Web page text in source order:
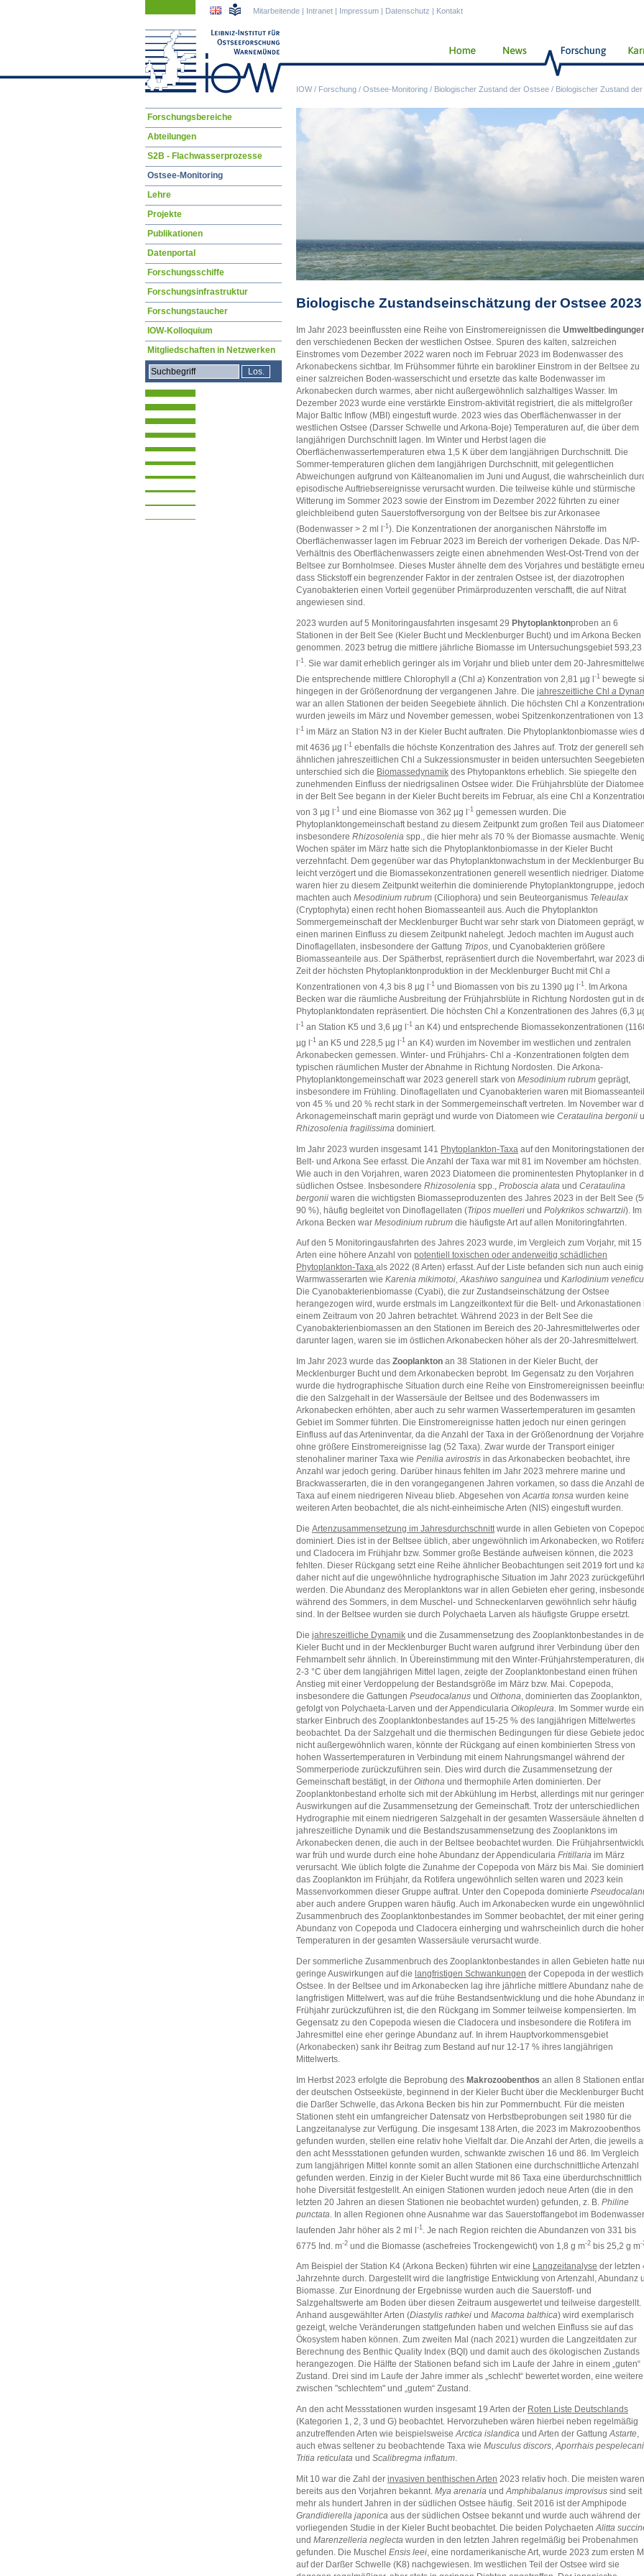
IOW/ Forschung / Ostsee-Monitoring / Biologischer Zustand der Ostsee / Biologischer Zustand
Mitarbeitende | Intranet | Impressum | Datenschutz | Kontakt
Biologische Zustandseinschätzung der Ostsee 2023
Im Jahr 2023 beeinflussten eine Reihe von Einstromereignissen die
den verschiedenen Becken der westlichen Ostsee. Spuren des kalten, salzreichen
Einstromes vom Dezember 2022 waren noch im Februar 2023 im Bodenwasser des
Arkonabeckens sichtbar. Im Frühsommer führte ein barokliner Einstrom in der Beltsee zu
einer salzreichen Boden-wasserschicht und ersetzte das kalte Bodenwasser im
Arkonabecken durch warmes, aber nicht außergewöhnlich salzhaltiges Wasser. Im
Dezember 2023 wurde eine verstärkte Einstrom-aktivität registriert, die als mittelgroßer
Major Baltic Inflow (MBI) eingestuft wurde. 2023 wies das Oberflächenwasser in der
westlichen Ostsee (Darsser Schwelle und Arkona-Boje) Temperaturen auf, die über dem
langjährigen Durchschnitt lagen. Im Winter und Herbst lagen die
Oberflächenwassertemperaturen etwa 1,5 K über dem langjährigen Durchschnitt. Die
Sommer-temperaturen glichen dem langjährigen Durchschnitt, mit gelegentlichen
Abweichungen aufgrund von Kälteanomalien im Juni und August, die wahrscheinlich
episodische Auftriebsereignisse verursacht wurden. Die teilweise kühle und stürmische
Witterung im Sommer 2023 sowie der Einstrom im Dezember 2022 führten zu einer
gleichbleibend guten Sauerstoffversorgung von der Beltsee bis zur Arkonasee
(Bodenwasser > 2 ml l
-1). Die Konzentrationen der anorganischen Nährstoffe im
Oberflächenwasser lagen im Februar 2023 im Bereich der vorherigen Dekade. Das N/P-
Verhältnis des Oberflächenwassers zeigte einen abnehmenden West-Ost-Trend von der
Beltsee zur Bornholmsee. Dieses Muster ähnelte dem des Vorjahres und bestätigte
dass Stickstoff ein begrenzender Faktor in der zentralen Ostsee ist, der diazotrophen
Cyanobakterien einen Vorteil gegenüber Primärproduzenten verschafft, die auf Nitrat
angewiesen sind.
2023 wurden auf 5 Monitoringausfahrten insgesamt 29 Phytoplanktonproben an 6
Stationen in der Belt See (Kieler Bucht und Mecklenburger Bucht) und im Arkona Becken
genommen. 2023 betrug die mittlere jährliche Biomasse im Untersuchungsgebiet 593,23
-1 . Sie war damit erheblich geringer als im Vorjahr und blieb unter dem 20-
Die entsprechende mittlere Chlorophyll
a (Chl a) Konzentration von 2,81 µg l -1 bewegte
hingegen in der Größenordnung der vergangenen Jahre. Die jahreszeitliche Chl a
war an allen Stationen der beiden Seegebiete ähnlich. Die höchsten Chl a
wurden jeweils im März und November gemessen, wobei Spitzenkonzentrationen von
-1 im März an Station N3 in der Kieler Bucht auftraten. Die Phytoplanktonbiomasse wies
mit 4636 µg l
‑1 ebenfalls die höchste Konzentration des Jahres auf. Trotz der generell
ähnlichen jahreszeitlichen Chl a Sukzessionsmuster in beiden untersuchten Seegebieten
unterschied sich die Biomassedynamik des Phytopanktons erheblich. Sie spiegelte den
zunehmenden Einfluss der niedrigsalinen Ostsee wider. Die Frühjahrsblüte der
in der Belt See begann in der Kieler Bucht bereits im Februar, als eine Chl a
von 3 µg l
-1 und eine Biomasse von 362 µg l -1 gemessen wurden. Die
Phytoplanktongemeinschaft bestand zu diesem Zeitpunkt zum großen Teil aus
insbesondere Rhizosolenia spp., die hier mehr als 70 % der Biomasse ausmachte.
Wochen später im März hatte sich die Phytoplanktonbiomasse in der Kieler Bucht
verzehnfacht. Dem gegenüber war das Phytoplanktonwachstum in der Mecklenburger
leicht verzögert und die Biomassekonzentrationen generell wesentlich niedriger.
waren hier zu diesem Zeitpunkt weiterhin die dominierende Phytoplanktongruppe, jedoch
machten auch Mesodinium rubrum (Ciliophora) und sein Beuteorganismus Teleaulax
(Cryptophyta) einen recht hohen Biomasseanteil aus. Auch die Phytoplankton
Sommergemeinschaft der Mecklenburger Bucht war sehr stark von Diatomeen geprägt,
einen marinen Einfluss zu diesem Zeitpunkt nahelegt. Jedoch machten im August auch
Dinoflagellaten, insbesondere der Gattung Tripos, und Cyanobakterien größere
Biomasseanteile aus. Der Spätherbst, repräsentiert durch die Novemberfahrt, war 2023
Zeit der höchsten Phytoplanktonproduktion in der Mecklenburger Bucht mit Chl a
Konzentrationen von 4,3 bis 8 µg l-1 und Biomassen von bis zu 1390 µg l-1 . Im Arkona
Becken war die räumliche Ausbreitung der Frühjahrsblüte in Richtung Nordosten gut in
Phytoplanktondaten repräsentiert. Die höchsten Chl a Konzentrationen des Jahres (6,3
l‑1 an Station K5 und 3,6 µg l‑1 an K4) und entsprechende Biomassekonzentrationen
µg l-1 an K5 und 228,5 µg l-1 an K4) wurden im November im westlichen und zentralen
Arkonabecken gemessen. Winter- und Frühjahrs- Chl a -Konzentrationen folgten dem
typischen räumlichen Muster der Abnahme in Richtung Nordosten. Die Arkona-
Phytoplanktongemeinschaft war 2023 generell stark von Mesodinium rubrum geprägt,
insbesondere im Frühling. Dinoflagellaten und Cyanobakterien waren mit
von 45 % und 20 % recht stark in der Sommergemeinschaft vertreten. Im November war
Arkonagemeinschaft marin geprägt und wurde von Diatomeen wie Cerataulina bergonii
Rhizosolenia fragilissima dominiert.
Im Jahr 2023 wurden insgesamt 141 Phytoplankton-Taxa auf den Monitoringstationen der
Belt- und Arkona See erfasst. Die Anzahl der Taxa war mit 81 im November am höchsten.
Wie auch in den Vorjahren, waren 2023 Diatomeen die prominentesten Phytoplanker in
südlichen Ostsee. Insbesondere Rhizosolenia spp., Proboscia alata und Cerataulina
bergonii waren die wichtigsten Biomasseproduzenten des Jahres 2023 in der Belt See
90 %), häufig begleitet von Dinoflagellaten (Tripos muelleri und Polykrikos schwartzii). Im
Arkona Becken war Mesodinium rubrum die häufigste Art auf allen Monitoringfahrten.
Auf den 5 Monitoringausfahrten des Jahres 2023 wurde, im Vergleich zum Vorjahr, mit 15
Arten eine höhere Anzahl von potentiell toxischen oder anderweitig schädlichen
Phytoplankton-Taxa als 2022 (8 Arten) erfasst. Auf der Liste befanden sich nun auch
Warmwasserarten wie Karenia mikimotoi,Akashiwo sanguinea und Karlodinium
Die Cyanobakterienbiomasse (Cyabi), die zur Zustandseinschätzung der Ostsee
herangezogen wird, wurde erstmals im Langzeitkontext für die Belt- und Arkonastationen
einem Zeitraum von 20 Jahren betrachtet. Während 2023 in der Belt See die
Cyanobakterienbiomassen an den Stationen im Bereich des 20-Jahresmittelwertes oder
darunter lagen, waren sie im östlichen Arkonabecken höher als der 20-Jahresmittelwert.
Im Jahr 2023 wurde das Zooplankton an 38 Stationen in der Kieler Bucht, der
Mecklenburger Bucht und dem Arkonabecken beprobt. Im Gegensatz zu den Vorjahren
wurde die hydrographische Situation durch eine Reihe von Einstromereignissen
die den Salzgehalt in der Wassersäule der Beltsee und des Bodenwassers im
Arkonabecken erhöhten, aber auch zu sehr warmen Wassertemperaturen im gesamten
Gebiet im Sommer führten. Die Einstromereignisse hatten jedoch nur einen geringen
Einfluss auf das Arteninventar, da die Anzahl der Taxa in der Größenordnung der Vorjahre
ohne größere Einstromereignisse lag (52 Taxa). Zwar wurde der Transport einiger
stenohaliner mariner Taxa wie Penilia avirostris in das Arkonabecken beobachtet, ihre
Anzahl war jedoch gering. Darüber hinaus fehlten im Jahr 2023 mehrere marine und
Brackwasserarten, die in den vorangegangenen Jahren vorkamen, so dass die Anzahl
Taxa auf einem niedrigeren Niveau blieb. Abgesehen vonAcartia tonsa wurden keine
weiteren Arten beobachtet, die als nicht-einheimische Arten (NIS) eingestuft wurden.
Die Artenzusammensetzung im Jahresdurchschnittwurde in allen Gebieten von
dominiert. Dies ist in der Beltsee üblich, aber ungewöhnlich im Arkonabecken, wo
und Cladocera im Frühjahr bzw. Sommer große Bestände aufweisen können, die 2023
fehlten. Dieser Rückgang setzt eine Reihe ähnlicher Beobachtungen seit 2019 fort und
daher nicht auf die ungewöhnliche hydrographische Situation im Jahr 2023 zurückgeführt
werden. Die Abundanz des Meroplanktons war in allen Gebieten eher gering,
während des Sommers, in dem Muschel- und Schneckenlarven gewöhnlich sehr häufig
sind. In der Beltsee wurden sie durch Polychaeta Larven als häufigste Gruppe ersetzt.
Die jahreszeitliche Dynamik und die Zusammensetzung des Zooplanktonbestandes in
Kieler Bucht und in der Mecklenburger Bucht waren aufgrund ihrer Verbindung über den
Fehmarnbelt sehr ähnlich. In Übereinstimmung mit den Winter-Frühjahrstemperaturen,
2-3 °C über dem langjährigen Mittel lagen, zeigte der Zooplanktonbestand einen frühen
Anstieg mit einer Verdoppelung der Bestandsgröße im März bzw. Mai. Copepoda,
insbesondere die Gattungen Pseudocalanus und Oithona, dominierten das Zooplankton,
gefolgt von Polychaeta-Larven und der Appendicularia Oikopleura. Im Sommer wurde ein
starker Einbruch des Zooplanktonbestandes auf 15-25 % des langjährigen Mittelwertes
beobachtet. Da der Salzgehalt und die thermischen Bedingungen für diese Gebiete
nicht außergewöhnlich waren, könnte der Rückgang auf einen kombinierten Stress von
hohen Wassertemperaturen in Verbindung mit einem Nahrungsmangel während der
Sommerperiode zurückzuführen sein. Dies wird durch die Zusammensetzung der
Gemeinschaft bestätigt, in der Oithona und thermophile Arten dominierten. Der
Zooplanktonbestand erholte sich mit der Abkühlung im Herbst, allerdings mit nur geringen
Auswirkungen auf die Zusammensetzung der Gemeinschaft. Trotz der unterschiedlichen
Hydrographie mit einem niedrigeren Salzgehalt in der gesamten Wassersäule ähnelten
jahreszeitliche Dynamik und die Bestandszusammensetzung des Zooplanktons im
Arkonabecken denen, die auch in der Beltsee beobachtet wurden. Die
war früh und wurde durch eine hohe Abundanz der Appendicularia Fritillaria im März
verursacht. Wie üblich folgte die Zunahme der Copepoda von März bis Mai. Sie
das Zooplankton im Frühjahr, da Rotifera ungewöhnlich selten waren und 2023 kein
Massenvorkommen dieser Gruppe auftrat. Unter den Copepoda dominierte
aber auch andere Gruppen waren häufig. Auch im Arkonabecken wurde ein
Zusammenbruch des Zooplanktonbestandes im Sommer beobachtet, der mit einer
Abundanz von Copepoda und Cladocera einherging und wahrscheinlich durch die
Temperaturen in der gesamten Wassersäule verursacht wurde.
Der sommerliche Zusammenbruch des Zooplanktonbestandes in allen Gebieten hatte
geringe Auswirkungen auf die langfristigen Schwankungen der Copepoda in der
Ostsee. In der Beltsee und im Arkonabecken lag ihre jährliche mittlere Abundanz nahe
langfristigen Mittelwert, was auf die frühe Bestandsentwicklung und die hohe Abundanz
Frühjahr zurückzuführen ist, die den Rückgang im Sommer teilweise kompensierten. Im
Gegensatz zu den Copepoda wiesen die Cladocera und insbesondere die Rotifera im
Jahresmittel eine eher geringe Abundanz auf. In ihrem Hauptvorkommensgebiet
(Arkonabecken) sank ihr Beitrag zum Bestand auf nur 12-17 % ihres langjährigen
Mittelwerts.
Im Herbst 2023 erfolgte die Beprobung des Makrozoobenthos an allen 8 Stationen
der deutschen Ostseeküste, beginnend in der Kieler Bucht über die Mecklenburger Bucht,
die Darßer Schwelle, das Arkona Becken bis hin zur Pommernbucht. Für die meisten
Stationen steht ein umfangreicher Datensatz von Herbstbeprobungen seit 1980 für die
Langzeitanalyse zur Verfügung. Die insgesamt 138 Arten, die 2023 im Makrozoobenthos
gefunden wurden, stellen eine relativ hohe Vielfalt dar. Die Anzahl der Arten, die jeweils
den acht Messstationen gefunden wurden, schwankte zwischen 16 und 86. Im Vergleich
zum langjährigen Mittel konnte somit an allen Stationen eine durchschnittliche Artenzahl
gefunden werden. Einzig in der Kieler Bucht wurde mit 86 Taxa eine überdurchschnittlich
hohe Diversität festgestellt. An einigen Stationen wurden jedoch neue Arten (die in den
letzten 20 Jahren an diesen Stationen nie beobachtet wurden) gefunden, z. B. Philine
punctata . In allen Regionen ohne Ausnahme war das Sauerstoffangebot im
laufenden Jahr höher als 2 ml l‑1
. Je nach Region reichten die Abundanzen von 331 bis
6775 Ind. m-2 und die Biomasse (aschefreies Trockengewicht) von 1,8 g m-2 bis 25,2 g m-
Am Beispiel der Station K4 (Arkona Becken) führten wir eine Langzeitanalyse der letzten
Jahrzehnte durch. Dargestellt wird die langfristige Entwicklung von Artenzahl, Abundanz
Biomasse. Zur Einordnung der Ergebnisse wurden auch die Sauerstoff- und
Salzgehaltswerte am Boden über diesen Zeitraum ausgewertet und teilweise dargestellt.
Anhand ausgewählter Arten (Diastylis rathkei und Macoma balthica) wird exemplarisch
gezeigt, welche Veränderungen stattgefunden haben und welchen Einfluss sie auf das
Ökosystem haben können. Zum zweiten Mal (nach 2021) wurden die Langzeitdaten zur
Berechnung des Benthic Quality Index (BQI) und damit auch des ökologischen Zustands
herangezogen. Die Hälfte der Stationen befand sich im Laufe der Jahre in einem „guten“
Zustand. Drei sind im Laufe der Jahre immer als „schlecht“ bewertet worden, eine weitere
zwischen "schlechtem" und „gutem“ Zustand.
An den acht Messstationen wurden insgesamt 19 Arten der Roten Liste Deutschlands
(Kategorien 1, 2, 3 und G) beobachtet. Hervorzuheben wären hierbei neben regelmäßig
anzutreffenden Arten wie beispielsweiseArctica islandica und Arten der GattungAstarte,
auch etwas seltener zu beobachtende Taxa wie Musculus discors,Aporrhais pespelecani
Tritia reticulata und Scalibregma inflatum.
Mit 10 war die Zahl der invasiven benthischen Arten 2023 relativ hoch. Die meisten waren
bereits aus den Vorjahren bekannt. Mya arenaria undAmphibalanus improvisus sind seit
mehr als hundert Jahren in der südlichen Ostsee häufig. Seit 2016 ist der Amphipode
Grandidierella japonica aus der südlichen Ostsee bekannt und wurde auch während der
vorliegenden Studie in der Kieler Bucht beobachtet. Die beiden PolychaetenAlitta
und Marenzelleria neglecta wurden in den letzten Jahren regelmäßig bei Probenahmen
gefunden. Die Muschel Ensis leei, eine nordamerikanische Art, wurde 2023 zum ersten
auf der Darßer Schwelle (K8) nachgewiesen. Im westlichen Teil der Ostsee wird sie
Navigation
überspringen
Forschungsbereiche
Abteilungen
S2B - Flachwasserprozesse
Ostsee-Monitoring
Lehre
Projekte
Publikationen
Datenportal
Forschungsschiffe
Forschungsinfrastruktur
Forschungstaucher
IOW-Kolloquium
Mitgliedschaften in Netzwerken